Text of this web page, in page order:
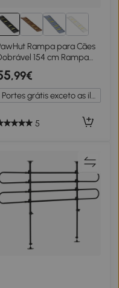
Rampa para Cães
154 cm Rampa
Cães para Carro e
com 10 Degraus
Suporta
68 kg Preto
,99€
Portes grátis exceto as ilhas
5